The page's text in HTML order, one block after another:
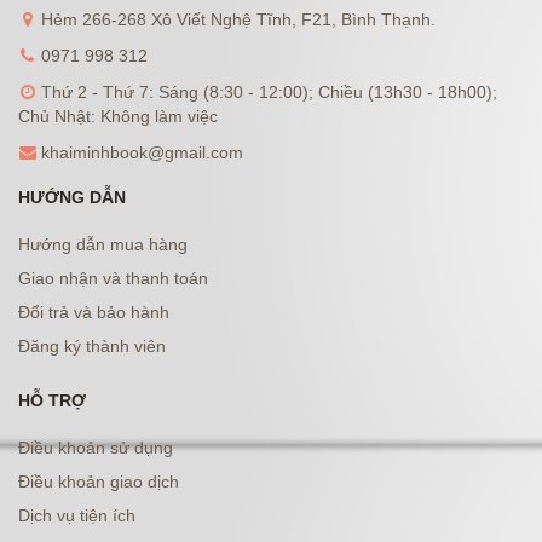
Hẻm 266-268 Xô Viết Nghệ Tĩnh, F21, Bình Thạnh.
0971 998 312
Thứ 2 - Thứ 7: Sáng (8:30 - 12:00); Chiều (13h30 - 18h00);
Chủ Nhật: Không làm việc
khaiminhbook@gmail.com
HƯỚNG DẪN
Hướng dẫn mua hàng
Giao nhận và thanh toán
Đổi trả và bảo hành
Đăng ký thành viên
HỖ TRỢ
Điều khoản sử dụng
Điều khoản giao dịch
Dịch vụ tiện ích